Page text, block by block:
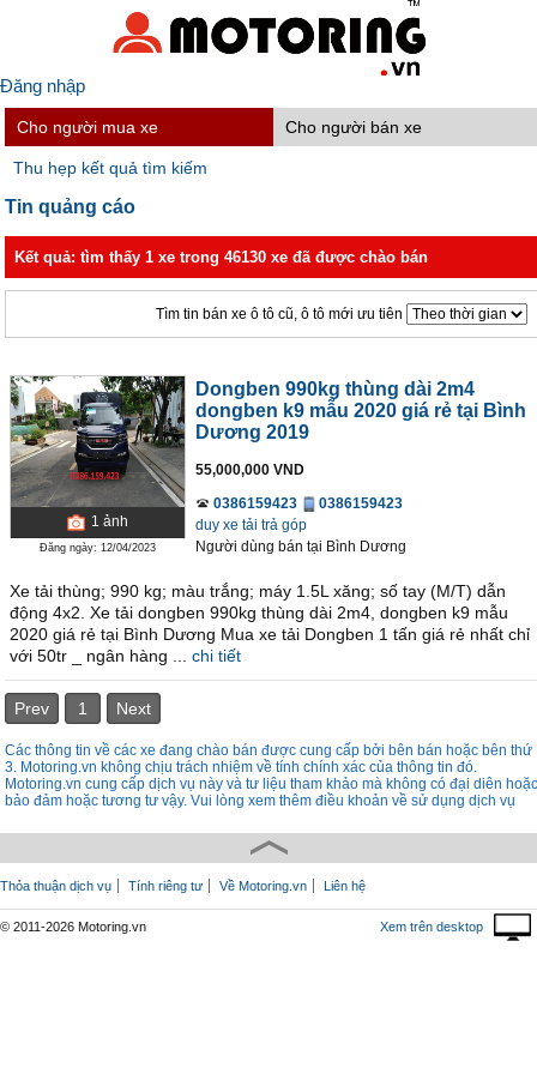
Đăng nhập
Cho người mua xe Cho người bán xe
Thu hẹp kết quả tìm kiếm
Tin quảng cáo
Kết quả: tìm thấy 1 xe trong 46130 xe đã được chào bán
Tìm tin bán xe ô tô cũ, ô tô mới ưu tiên
1 ảnh
Đăng ngày: 12/04/2023
Dongben 990kg thùng dài 2m4
dongben k9 mẫu 2020 giá rẻ tại Bình
Dương 2019
55,000,000 VND
0386159423
0386159423
duy xe tải trả góp
Người dùng bán tại Bình Dương
Xe tải thùng; 990 kg; màu trắng; máy 1.5L xăng; số tay (M/T) dẫn
động 4x2. Xe tải dongben 990kg thùng dài 2m4, dongben k9 mẫu
2020 giá rẻ tại Bình Dương Mua xe tải Dongben 1 tấn giá rẻ nhất chỉ
với 50tr _ ngân hàng ...
chi tiết
Prev 1 Next
Các thông tin về các xe đang chào bán được cung cấp bởi bên bán hoặc bên thứ
3. Motoring.vn không chịu trách nhiệm về tính chính xác của thông tin đó.
Motoring.vn cung cấp dịch vụ này và tư liệu tham khảo mà không có đại diên hoặc
bảo đảm hoặc tương tư vậy. Vui lòng xem thêm điều khoản về sử dụng dịch vụ
Thỏa thuận dịch vụ Tính riêng tư Về Motoring.vn Liên hệ
© 2011-2026 Motoring.vn Xem trên desktop